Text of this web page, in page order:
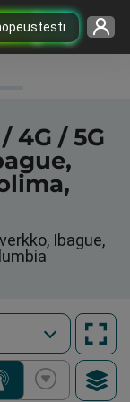
4G / 5G
Ibague,